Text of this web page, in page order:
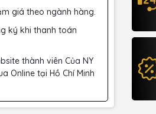
giá theo ngành hàng.
ký khi thanh toán
thành viên Của NY
Online tại Hồ Chí Minh